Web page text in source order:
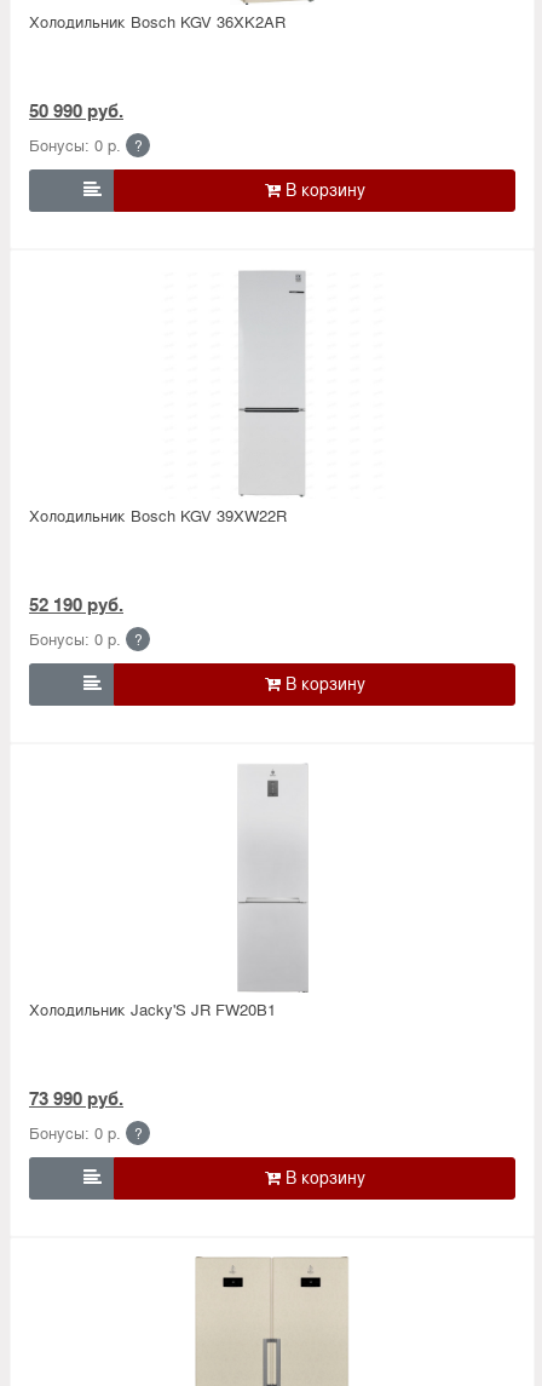
Холодильник Bosсh KGV 36XK2AR
50 990 руб.
Бонусы: 0 р. ?

Холодильник Bosсh KGV 39XW22R
52 190 руб.
Бонусы: 0 р. ?

Холодильник Jacky'S JR FW20B1
73 990 руб.
Бонусы: 0 р. ?
